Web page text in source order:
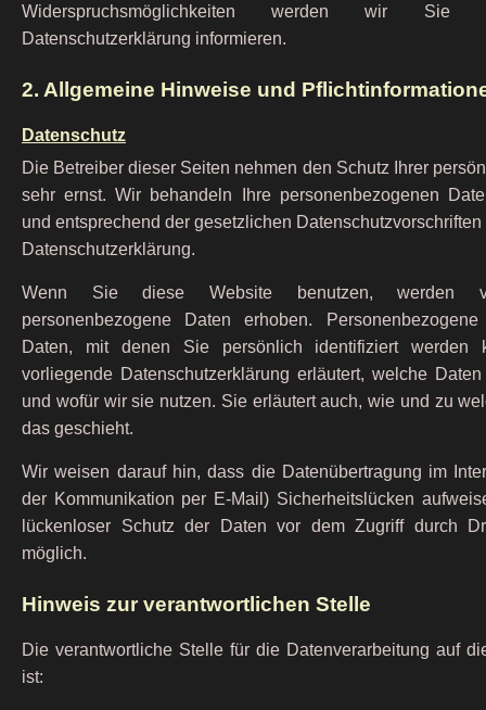
Widerspruchsmöglichkeiten werden wir
Datenschutzerklärung informieren.
2. Allgemeine Hinweise und
Datenschutz
Die Betreiber dieser Seiten nehmen den Schutz Ihrer
sehr ernst. Wir behandeln Ihre personenbezogenen
und entsprechend der gesetzlichen
Datenschutzerklärung.
Wenn Sie diese Website benutzen, werden
personenbezogene Daten erhoben.
Daten, mit denen Sie persönlich identifiziert werden
vorliegende Datenschutzerklärung erläutert, welche
und wofür wir sie nutzen. Sie erläutert auch, wie und zu
das geschieht.
Wir weisen darauf hin, dass die Datenübertragung im
der Kommunikation per E-Mail) Sicherheitslücken
lückenloser Schutz der Daten vor dem Zugriff durch
möglich.
Hinweis zur verantwortlichen Stelle
Die verantwortliche Stelle für die Datenverarbeitung auf
ist: